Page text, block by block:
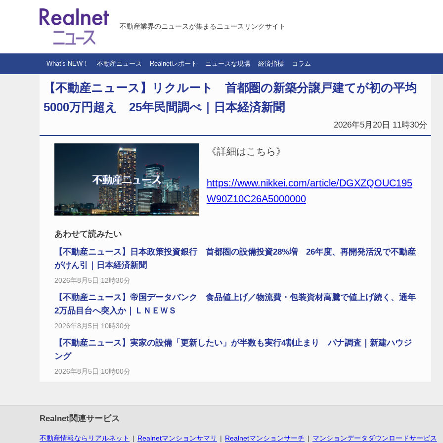
不動産業界のニュースが集まるニュースリンクサイト
What's NEW！ 不動産ニュース Realnetレポート ニュースな現場 経済指標 コラム
【不動産ニュース】リクルート 首都圏の新築分譲戸建てが初の平均
5000万円超え 25年民間調べ｜日本経済新聞
2026年5月20日 11時30分
《詳細はこちら》
https://www.nikkei.com/article/DGXZQOUC195
W90Z10C26A5000000
あわせて読みたい
【不動産ニュース】日本政策投資銀行 首都圏の設備投資28%増 26年度、再開発活況で不動産
がけん引｜日本経済新聞
2026年8月5日 12時30分
【不動産ニュース】帝国データバンク 食品値上げ／物流費・包装資材高騰で値上げ続く、通年
2万品目台へ突入か｜ＬＮＥＷＳ
2026年8月5日 10時30分
【不動産ニュース】実家の設備「更新したい」が半数も実行4割止まり パナ調査｜新建ハウジ
ング
2026年8月5日 10時00分
Realnet関連サービス
不動産情報ならリアルネット Realnetマンションサマリ Realnetマンションサーチ マンションデータダウンロードサービス